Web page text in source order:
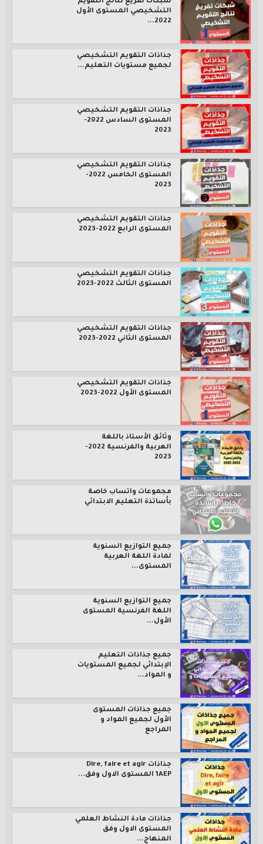
شبكات تفريغ نتائج التقويم
التشخيصي المستوى الأول
2022...
جذاذات التقويم التشخيصي
لجميع مستويات التعليم...
جذاذات التقويم التشخيصي
المستوى السادس 2022-
2023
جذاذات التقويم التشخيصي
المستوى الخامس 2022-
2023
جذاذات التقويم التشخيصي
المستوى الرابع 2022-2023
جذاذات التقويم التشخيصي
المستوى الثالث 2022-2023
جذاذات التقويم التشخيصي
المستوى الثاني 2022-2023
جذاذات التقويم التشخيصي
المستوى الأول 2022-2023
وثائق الأستاذ باللغة
العربية والفرنسية 2022-
2023
مجموعات واتساب خاصة
بأساتذة التعليم الابتدائي
جميع التوازيع السنوية
لمادة اللغة العربية
المستوى...
جميع التوازيع السنوية
اللغة الفرنسية المستوى
الأول...
جميع جذاذات التعليم
الإبتدائي لجميع المستويات
و المواد...
جميع جذاذات المستوى
الأول لجميع المواد و
المراجع
جذاذات Dire, faire et agir
1AEP المستوى الاول وفق...
جذاذات مادة النشاط العلمي
المستوى الاول وفق
المنهاج...